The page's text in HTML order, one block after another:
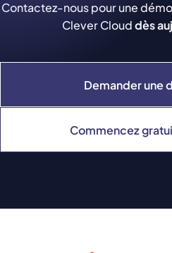
Demander une
Commencez
Contactez-nous pour une
Clever Clouddès